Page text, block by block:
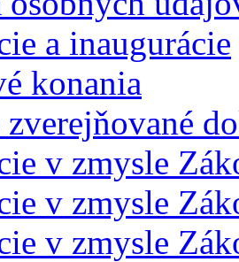
a inaugurácie
konania
v zmysle
v zmysle
v zmysle